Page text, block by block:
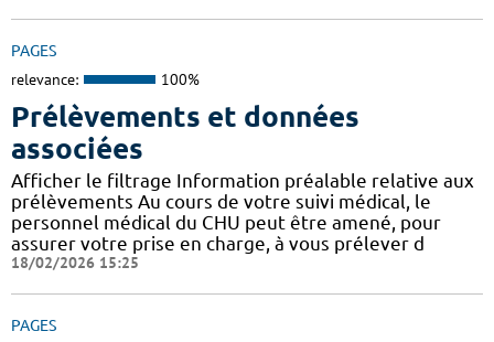
PAGES
relevance: 100%
Prélèvements et données
associées
Afficher le filtrage Information préalable relative aux
prélèvements Au cours de votre suivi médical, le
personnel médical du CHU peut être amené, pour
assurer votre prise en charge, à vous prélever d
18/02/2026 15:25
PAGES